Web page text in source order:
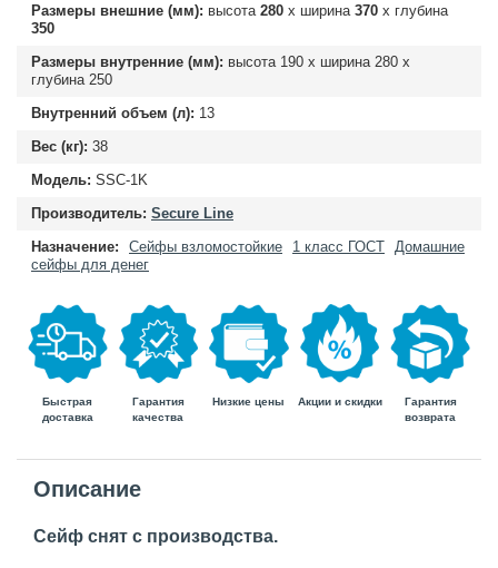
Размеры внешние (мм): высота 280 х ширина 370 х глубина
350
Размеры внутренние (мм): высота 190 х ширина 280 х
глубина 250
Внутренний объем (л): 13
Вес (кг): 38
Модель: SSC-1K
Производитель: Secure Line
Назначение:
Сейфы взломостойкие 1 класс ГОСТ
Домашние
сейфы для денег
Быстрая
доставка
Гарантия
качества
Низкие цены Акции и скидки
Гарантия
возврата
Описание
Сейф снят с производства.